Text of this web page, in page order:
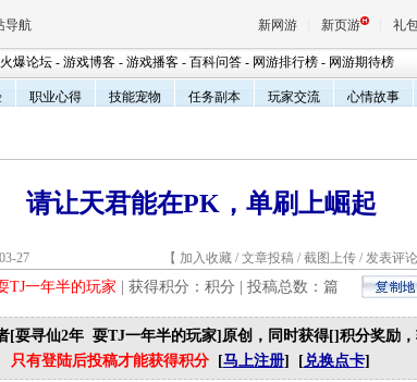
导航 新网游 新页游 礼
火爆论坛 - 游戏博客 - 游戏播客 - 百科问答 - 网游排行榜 - 网游期待榜
职业心得 技能宠物 任务副本 玩家交流 心情故事
请让天君能在PK，单刷上崛起
03-27 【 加入收藏 / 文章投稿 / 截图上传 / 发表评论
TJ一年半的玩家 | 获得积分： 积分 | 投稿总数： 篇
[耍寻仙2年 耍TJ一年半的玩家]原创，同时获得[]积分奖励
只有登陆后投稿才能获得积分 [马上注册] [ 兑换点卡]